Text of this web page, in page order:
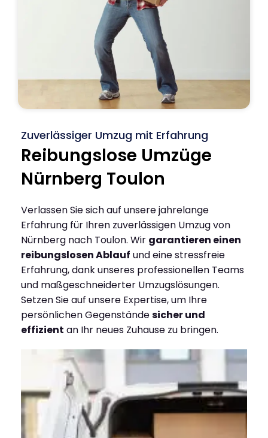
Zuverlässiger Umzug mit Erfahrung
Reibungslose Umzüge
Nürnberg Toulon
Verlassen Sie sich auf unsere jahrelange
Erfahrung für Ihren zuverlässigen Umzug von
Nürnberg nach Toulon. Wir garantieren einen
reibungslosen Ablauf und eine stressfreie
Erfahrung, dank unseres professionellen Teams
und maßgeschneiderter Umzugslösungen.
Setzen Sie auf unsere Expertise, um Ihre
persönlichen Gegenständesicher und
effizient an Ihr neues Zuhause zu bringen.